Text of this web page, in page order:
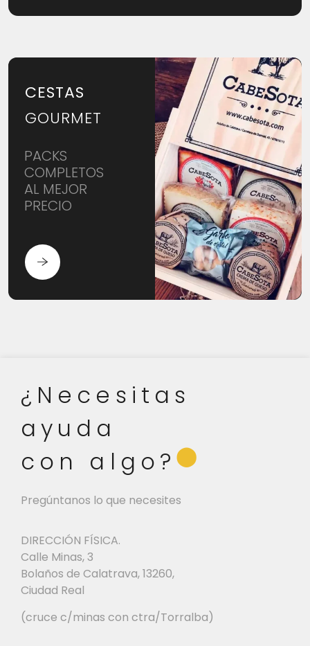
CESTAS
GOURMET
PACKS
COMPLETOS
AL MEJOR
PRECIO
¿Necesitas
ayuda
con algo? ⬤
Pregúntanos lo que necesites
DIRECCIÓN FÍSICA.
Calle Minas, 3
Bolaños de Calatrava, 13260,
Ciudad Real
(cruce c/minas con ctra/Torralba)